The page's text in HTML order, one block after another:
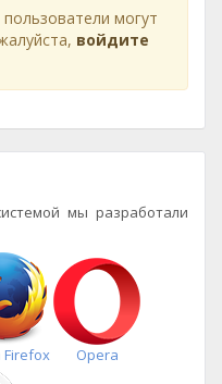
могут
войдите
мы разработали
Firefox Opera